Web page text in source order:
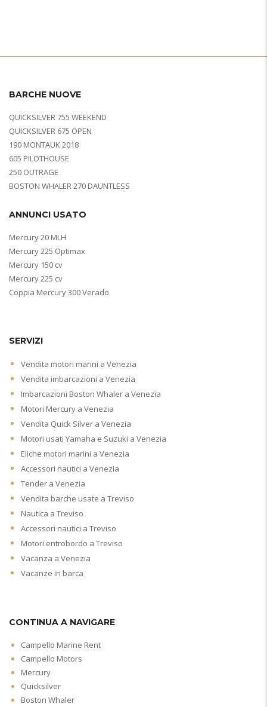
BARCHE NUOVE
QUICKSILVER 755 WEEKEND
QUICKSILVER 675 OPEN
190 MONTAUK 2018
605 PILOTHOUSE
250 OUTRAGE
BOSTON WHALER 270 DAUNTLESS
ANNUNCI USATO
Mercury 20 MLH
Mercury 225 Optimax
Mercury 150 cv
Mercury 225 cv
Coppia Mercury 300 Verado
SERVIZI
Vendita motori marini a Venezia
Vendita imbarcazioni a Venezia
Imbarcazioni Boston Whaler a Venezia
Motori Mercury a Venezia
Vendita Quick Silver a Venezia
Motori usati Yamaha e Suzuki a Venezia
Eliche motori marini a Venezia
Accessori nautici a Venezia
Tender a Venezia
Vendita barche usate a Treviso
Nautica a Treviso
Accessori nautici a Treviso
Motori entrobordo a Treviso
Vacanza a Venezia
Vacanze in barca
CONTINUA A NAVIGARE
Campello Marine Rent
Campello Motors
Mercury
Quicksilver
Boston Whaler